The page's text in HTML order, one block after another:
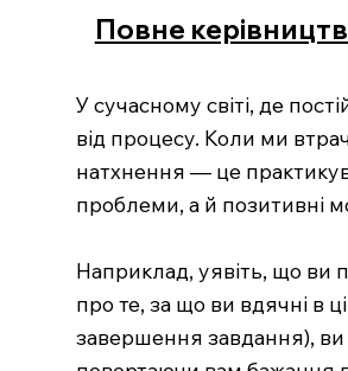
Повне
У сучасному світі, де
від процесу. Коли ми
натхнення — це
проблеми, а й позитивні
Наприклад, уявіть, що ви
про те, за що ви вдячні в
завершення завдання), ви